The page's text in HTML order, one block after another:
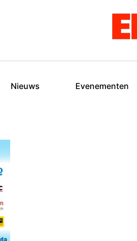
Nieuws Evenementen